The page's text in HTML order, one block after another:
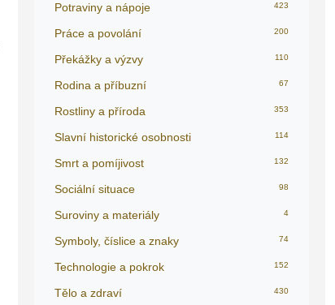
Potraviny a nápoje 423
Práce a povolání 200
Překážky a výzvy 110
Rodina a příbuzní 67
Rostliny a příroda 353
Slavní historické osobnosti 114
Smrt a pomíjivost 132
Sociální situace 98
Suroviny a materiály 4
Symboly, číslice a znaky 74
Technologie a pokrok 152
Tělo a zdraví 430